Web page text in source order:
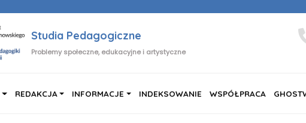
Studia Pedagogiczne
Problemy społeczne, edukacyjne i artystyczne
REDAKCJA INFORMACJE INDEKSOWANIE WSPÓŁPRACA